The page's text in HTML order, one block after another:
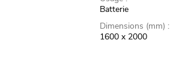
Batterie
Dimensions (mm) :
1600 x 2000